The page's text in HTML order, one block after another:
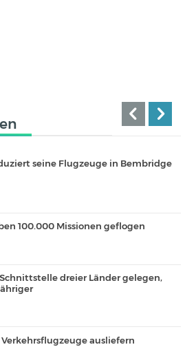
seine Flugzeuge in Bembridge
100.000 Missionen geflogen
dreier Länder gelegen,
ausliefern